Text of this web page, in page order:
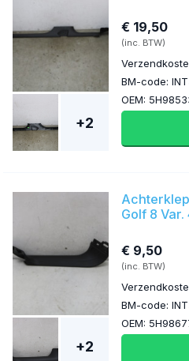
+2
€ 19,50
(inc. BTW)
BM-code:
OEM:
+2
Golf 8 Var.
€ 9,50
(inc. BTW)
BM-code:
OEM: